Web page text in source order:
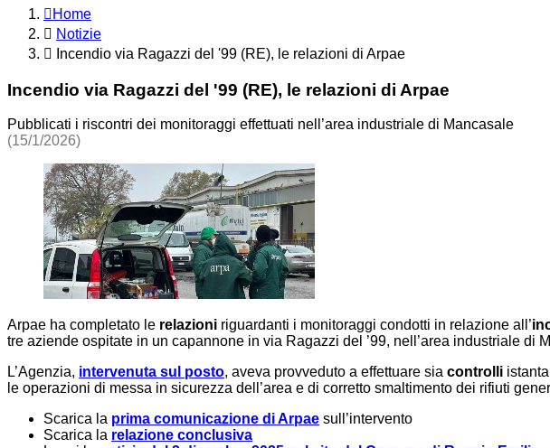
Home
Notizie
Incendio via Ragazzi del '99 (RE), le relazioni di Arpae
Incendio via Ragazzi del '99 (RE), le relazioni di Arpae
Pubblicati i riscontri dei monitoraggi effettuati nell’area industriale di Mancasale
(15/1/2026)
Arpae ha completato le relazioni riguardanti i monitoraggi condotti in relazione all’
tre aziende ospitate in un capannone in via Ragazzi del ’99, nell’area industriale di
L’Agenzia, intervenuta sul posto, aveva provveduto a effettuare sia controlli
le operazioni di messa in sicurezza dell’area e di corretto smaltimento dei rifiuti
Scarica la prima comunicazione di Arpae sull’intervento
Scarica la relazione conclusiva